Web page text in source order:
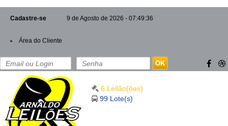
Cadastre-se 9 de Agosto de 2026 - 07:49:36
Área do Cliente
OK
6 Leilão(ões)
99 Lote(s)